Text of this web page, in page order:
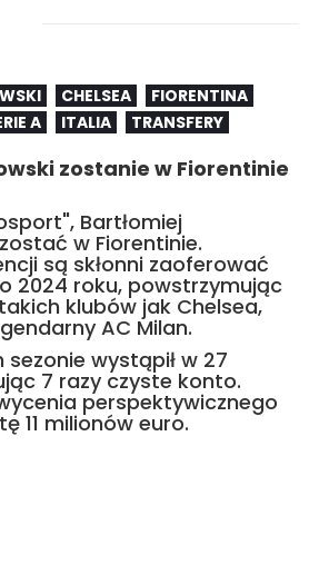
CHELSEA
FIORENTINA
A ITALIA TRANSFERY
zostanie w Fiorentinie
Bartłomiej
w Fiorentinie.
są skłonni zaoferować
2024 roku, powstrzymując
klubów jak Chelsea,
AC Milan.
wystąpił w 27
7 razy czyste konto.
perspektywicznego
11 milionów euro.